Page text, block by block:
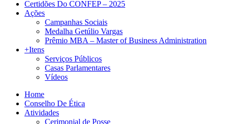
Certidões Do CONFEP – 2025
Ações
Campanhas Sociais
Medalha Getúlio Vargas
Prêmio MBA – Master of Business Administration
+Itens
Serviços Públicos
Casas Parlamentares
Vídeos
Home
Conselho De Ética
Atividades
Cerimonial de Posse